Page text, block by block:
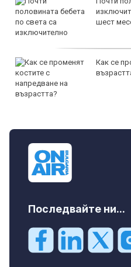
шест
Как се
Последвайте ни...